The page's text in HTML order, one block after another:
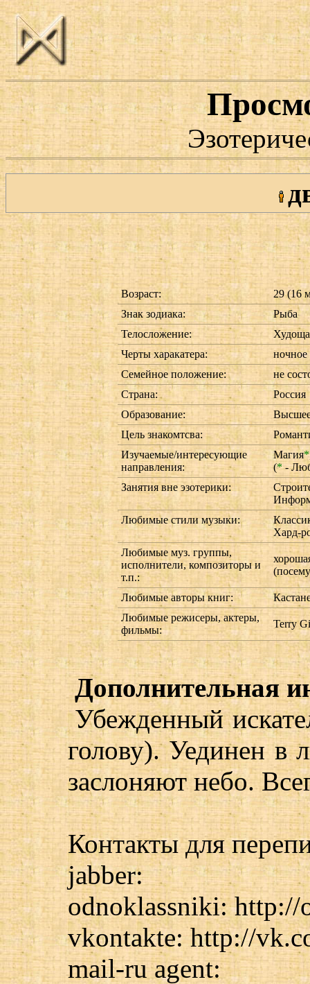
Возраст:
29 (16
Знак зодиака:
Рыба
Телосложение:
Черты харакатера:
ночное
Семейное положение:
не
Страна:
Россия
Образование:
Цель знакомтсва:
Изучаемые/интересующие
направления:
Магия*
(*-
Занятия вне эзотерики:
Любимые стили музыки:
Хард-
Любимые муз. группы,
исполнители, композиторы и
т.п.:
Любимые авторы книг:
Любимые режисеры, актеры,
фильмы:
Terry
Дополнительная
Убежденный
голову). Уединен в
заслоняют небо.
Контакты для
jabber:
odnoklassniki: http://
vkontakte: http://
mail-ru agent: